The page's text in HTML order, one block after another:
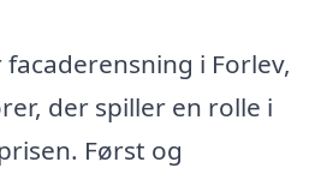
i Forlev,
der spiller en rolle i
Først og